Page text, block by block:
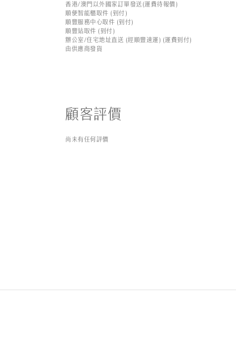
香港/澳門以外國家訂單發送(運費待報價)
順便智能櫃取件 (到付)
順豐服務中心取件 (到付)
順豐站取件 (到付)
辦公室/住宅地址直送 (經順豐速運) (運費到付)
由供應商發貨
顧客評價
尚未有任何評價